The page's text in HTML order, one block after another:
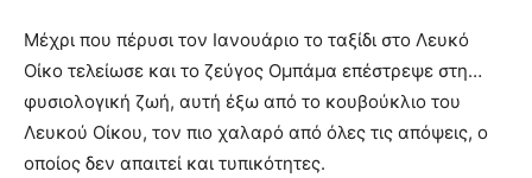
Μέχρι που πέρυσι τον Ιανουάριο το ταξίδι στο Λευκό
Οίκο τελείωσε και το ζεύγος Ομπάμα επέστρεψε στη…
φυσιολογική ζωή, αυτή έξω από το κουβούκλιο του
Λευκού Οίκου, τον πιο χαλαρό από όλες τις απόψεις, ο
οποίος δεν απαιτεί και τυπικότητες.